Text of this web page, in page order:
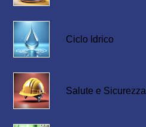
Ciclo Idrico
Salute e Sicurezza